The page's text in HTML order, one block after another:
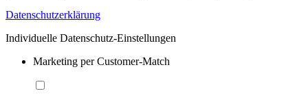
Datenschutzerklärung
Individuelle Datenschutz-Einstellungen
Marketing per Customer-Match